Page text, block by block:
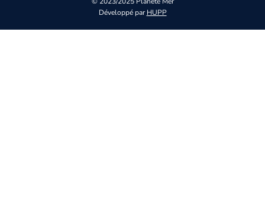
Développé parHUPP